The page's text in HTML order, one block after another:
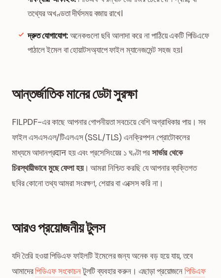
তথ্যের অখণ্ডতা দীর্ঘসময় বজায় রাখে।
দ্রুত যোগাযোগ:অনেকগুলো ছবি আলাদা করে না পাঠিয়ে একটি পিডিএফে
পাঠালে ইমেল বা হোয়াটসঅ্যাপে ফাইল ম্যানেজমেন্ট সহজ হয়।
আন্তর্জাতিক মানের ডেটা সুরক্ষা
FILPDF-এর কাছে আপনার গোপনীয়তা সবচেয়ে বেশি অগ্রাধিকার পায়। সব
ফাইল এসএসএল/টিএলএস (SSL/TLS) এনক্রিপশন প্রোটোকলের
মাধ্যমে আদানপ্রदान হয় এবং প্রসেসিংয়ের ১ ঘণ্টা পরসার্ভার থেকে
চিরস্থায়ীভাবে মুছে ফেলা হয়। আমরা নিশ্চিত করছি যে আপনার ব্যক্তিগত
ছবির কোনো তথ্য আমরা সংরক্ষণ, শেয়ার বা এক্সেস করি না।
আরও প্রয়োজনীয় টুলস
যদি তৈরি হওয়া পিডিএফ ফাইলটি ইমেলের জন্য অনেক বড় হয়ে যায়, তবে
আমাদেরপিডিএফ সংকোচনটুলটি ব্যবহার করুন। এছাড়া প্রয়োজনেপিডিএফ